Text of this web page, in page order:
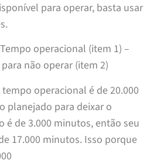
para operar, basta usar
operacional (item 1) –
não operar (item 2)
operacional é de 20.000
planejado para deixar o
é de 3.000 minutos, então seu
17.000 minutos. Isso porque